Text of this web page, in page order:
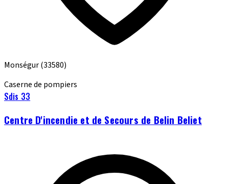
Monségur(33580)
Caserne de pompiers
Sdis 33
Centre D'incendie et de Secours de Belin Beliet